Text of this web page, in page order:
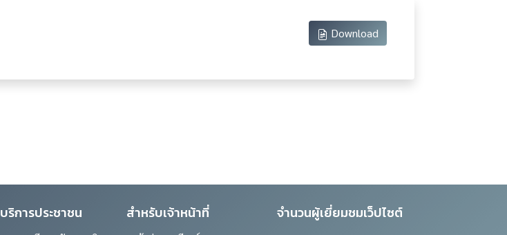
Download
บริการประชาชน สำหรับเจ้าหน้าที่ จำนวนผู้เยี่ยมชมเว็ปไซต์